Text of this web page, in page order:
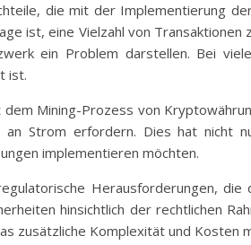
die mit der Implementierung
ist, eine Vielzahl von
ein Problem darstellen. Bei
ist.
Mining-Prozess von
Strom erfordern. Dies hat nicht
implementieren möchten.
Herausforderungen, die
hinsichtlich der rechtlichen
zusätzliche Komplexität und Kosten